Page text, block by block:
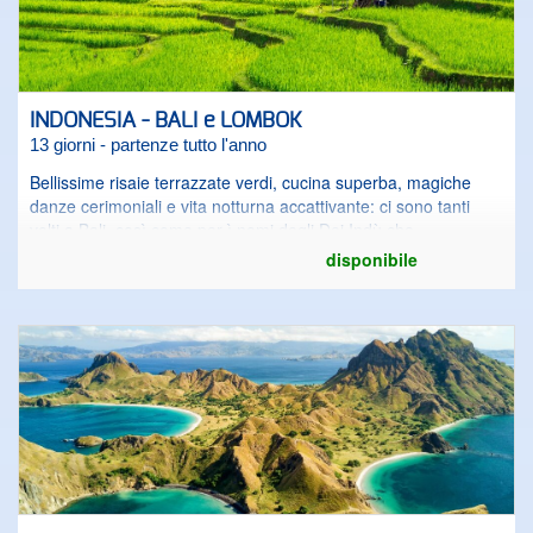
INDONESIA - BALI e LOMBOK
13 giorni - partenze tutto l'anno
Bellissime risaie terrazzate verdi, cucina superba, magiche
danze cerimoniali e vita notturna accattivante: ci sono tanti
volti a Bali, così come per ì nomi degli Dei Indù che
definiscono questa isola tropicale come la loro casa. Santuari
e templi si possono vedere ad ogni angolo e delicate offerte di
paradiso sulla terra. Il tramonto a Bali trasforma l'oceano in
fiamme, offrendo colorate viste paradisiache come i cocktail
che li accompagnano. Per gli avventurieri, l'interno contiene
molti segreti e tesori; i sentieri nella giungla avvolgono i picchi
del vulcano e riti antichi giocano di notte nella luce tremolante
dei fuochi dei villaggii. Per secoli, i visitatori a Bali sono stati
affascinati dalla bellezza naturale e dalla ricchezza culturale
dell'isola.Lombok, si trova nella provincia ovest di Nusa
Tenggara e fa parte delle isole minori del Sunda. Con lo stretto
disponibile